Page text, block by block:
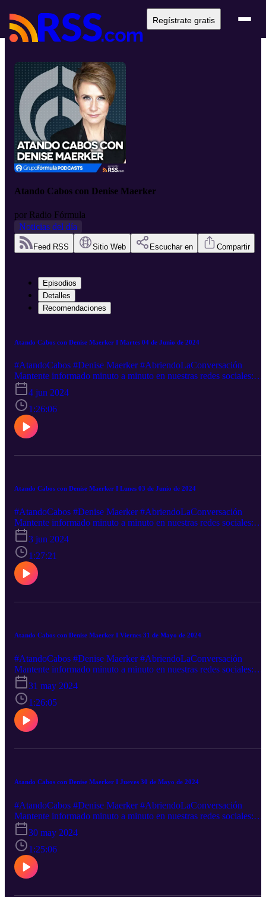
Regístrate gratis
Atando Cabos con Denise Maerker
por Radio Fórmula
Noticias del día
Feed RSS Sitio Web Escuchar en Compartir
Episodios
Detalles
Recomendaciones
Atando Cabos con Denise Maerker I Martes 04 de Junio de 2024
#AtandoCabos #Denise Maerker #AbriendoLaConversación
Mantente informado minuto a minuto en nuestras redes sociales:
Facebook-----http://goo.gl/5UHZOQ Twitter----------
http://goo.gl/nEXxVFCanal sugerido http://goo.gl/hst33fSigue
nuestra transmisión en vivo: http://goo.gl/2VZDqJDescarga nuestra
App: iOS: http://goo.gl/tLZe3S Android: http://goo.gl/oXFwHj
¿Quieres anunciarte en este y muchos otros podcast? Escríbenos a
este email: ventas@rss.com. Ventas@rss.com
4 jun 2024
1:26:06
Atando Cabos con Denise Maerker I Lunes 03 de Junio de 2024
#AtandoCabos #Denise Maerker #AbriendoLaConversación
Mantente informado minuto a minuto en nuestras redes sociales:
Facebook-----http://goo.gl/5UHZOQ Twitter----------
http://goo.gl/nEXxVFCanal sugerido http://goo.gl/hst33fSigue
nuestra transmisión en vivo: http://goo.gl/2VZDqJDescarga nuestra
App: iOS: http://goo.gl/tLZe3S Android: http://goo.gl/oXFwHj
¿Quieres anunciarte en este y muchos otros podcast? Escríbenos a
este email: ventas@rss.com. Ventas@rss.com
3 jun 2024
1:27:21
Atando Cabos con Denise Maerker I Viernes 31 de Mayo de 2024
#AtandoCabos #Denise Maerker #AbriendoLaConversación
Mantente informado minuto a minuto en nuestras redes sociales:
Facebook-----http://goo.gl/5UHZOQ Twitter----------
http://goo.gl/nEXxVFCanal sugerido http://goo.gl/hst33fSigue
nuestra transmisión en vivo: http://goo.gl/2VZDqJDescarga nuestra
App: iOS: http://goo.gl/tLZe3S Android: http://goo.gl/oXFwHj
¿Quieres anunciarte en este y muchos otros podcast? Escríbenos a
este email: ventas@rss.com. Ventas@rss.com
31 may 2024
1:26:05
Atando Cabos con Denise Maerker I Jueves 30 de Mayo de 2024
#AtandoCabos #Denise Maerker #AbriendoLaConversación
Mantente informado minuto a minuto en nuestras redes sociales:
Facebook-----http://goo.gl/5UHZOQ Twitter----------
http://goo.gl/nEXxVFCanal sugerido http://goo.gl/hst33fSigue
nuestra transmisión en vivo: http://goo.gl/2VZDqJDescarga nuestra
App: iOS: http://goo.gl/tLZe3S Android: http://goo.gl/oXFwHj
¿Quieres anunciarte en este y muchos otros podcast? Escríbenos a
este email: ventas@rss.com. Ventas@rss.com
30 may 2024
1:25:06